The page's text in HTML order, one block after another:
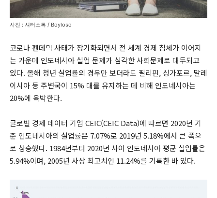
사진 : 셔터스톡 / Boyloso
코로나 펜데믹 사태가 장기화되면서 전 세계 경제 침체가 이어지
는 가운데 인도네시아 실업 문제가 심각한 사회문제로 대두되고
있다. 올해 청년 실업률의 경우만 보더라도 필리핀, 싱가포르, 말레
이시아 등 주변국이 15% 대를 유지하는 데 비해 인도네시아는
20%에 육박한다.
글로벌 경제 데이터 기업 CEIC(CEIC Data)에 따르면 2020년 기
준 인도네시아의 실업률은 7.07%로 2019년 5.18%에서 큰 폭으
로 상승했다. 1984년부터 2020년 사이 인도네시아 평균 실업률은
5.94%이며, 2005년 사상 최고치인 11.24%를 기록한 바 있다.